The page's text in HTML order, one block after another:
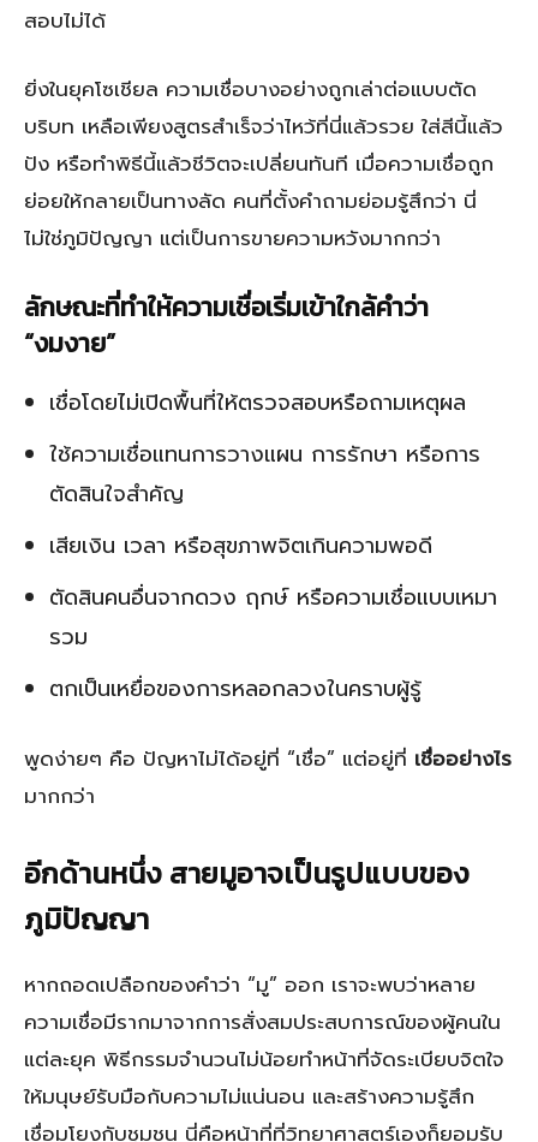
สอบไม่ได้
ยิ่งในยุคโซเชียล ความเชื่อบางอย่างถูกเล่าต่อแบบตัด
บริบท เหลือเพียงสูตรสำเร็จว่าไหว้ที่นี่แล้วรวย ใส่สีนี้แล้ว
ปัง หรือทำพิธีนี้แล้วชีวิตจะเปลี่ยนทันที เมื่อความเชื่อถูก
ย่อยให้กลายเป็นทางลัด คนที่ตั้งคำถามย่อมรู้สึกว่า นี่
ไม่ใช่ภูมิปัญญา แต่เป็นการขายความหวังมากกว่า
ลักษณะที่ทำให้ความเชื่อเริ่มเข้าใกล้คำว่า
“งมงาย”
เชื่อโดยไม่เปิดพื้นที่ให้ตรวจสอบหรือถามเหตุผล
ใช้ความเชื่อแทนการวางแผน การรักษา หรือการ
ตัดสินใจสำคัญ
เสียเงิน เวลา หรือสุขภาพจิตเกินความพอดี
ตัดสินคนอื่นจากดวง ฤกษ์ หรือความเชื่อแบบเหมา
รวม
ตกเป็นเหยื่อของการหลอกลวงในคราบผู้รู้
พูดง่ายๆ คือ ปัญหาไม่ได้อยู่ที่ “เชื่อ” แต่อยู่ที่ เชื่ออย่างไร
มากกว่า
อีกด้านหนึ่ง สายมูอาจเป็นรูปแบบของ
ภูมิปัญญา
หากถอดเปลือกของคำว่า “มู” ออก เราจะพบว่าหลาย
ความเชื่อมีรากมาจากการสั่งสมประสบการณ์ของผู้คนใน
แต่ละยุค พิธีกรรมจำนวนไม่น้อยทำหน้าที่จัดระเบียบจิตใจ
ให้มนุษย์รับมือกับความไม่แน่นอน และสร้างความรู้สึก
เชื่อมโยงกับชุมชน นี่คือหน้าที่ที่วิทยาศาสตร์เองก็ยอมรับ